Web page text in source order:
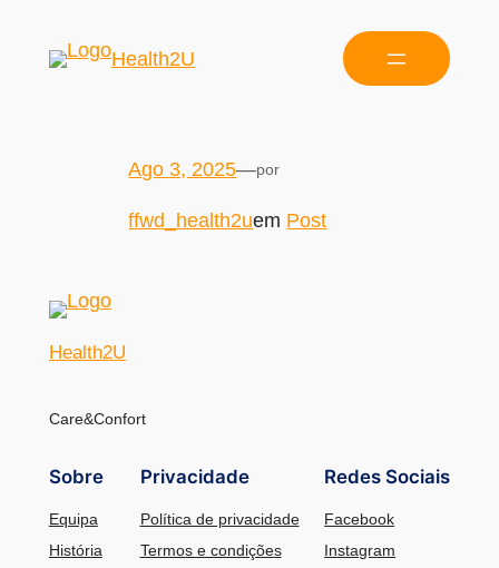
Health2U
Ago 3, 2025—por
ffwd_health2uem Post
Health2U
Care&Confort
Sobre
Equipa
História
Privacidade
Política de privacidade
Termos e condições
Redes Sociais
Facebook
Instagram